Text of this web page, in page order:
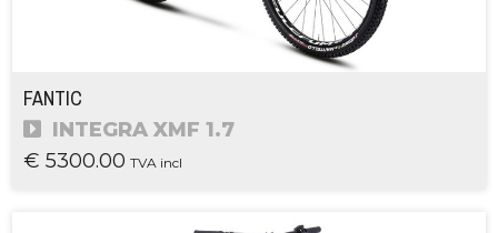
FANTIC
INTEGRA XMF 1.7
€ 5300.00 TVA incl